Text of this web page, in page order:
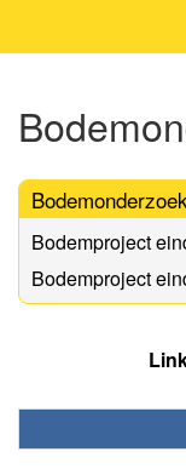
Bodemonderzoek
Bodemproject
Bodemproject